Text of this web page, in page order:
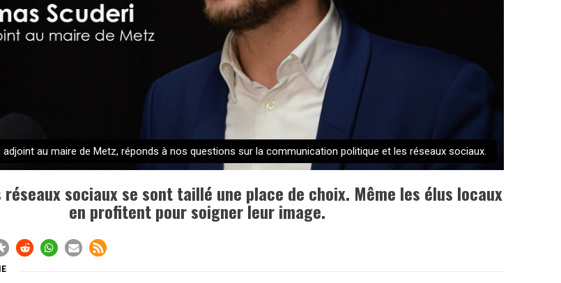
adjoint au maire de Metz, réponds à nos questions sur la communication politique et les réseaux sociaux.
réseaux sociaux se sont taillé une place de choix. Même les élus locaux
en profitent pour soigner leur image.